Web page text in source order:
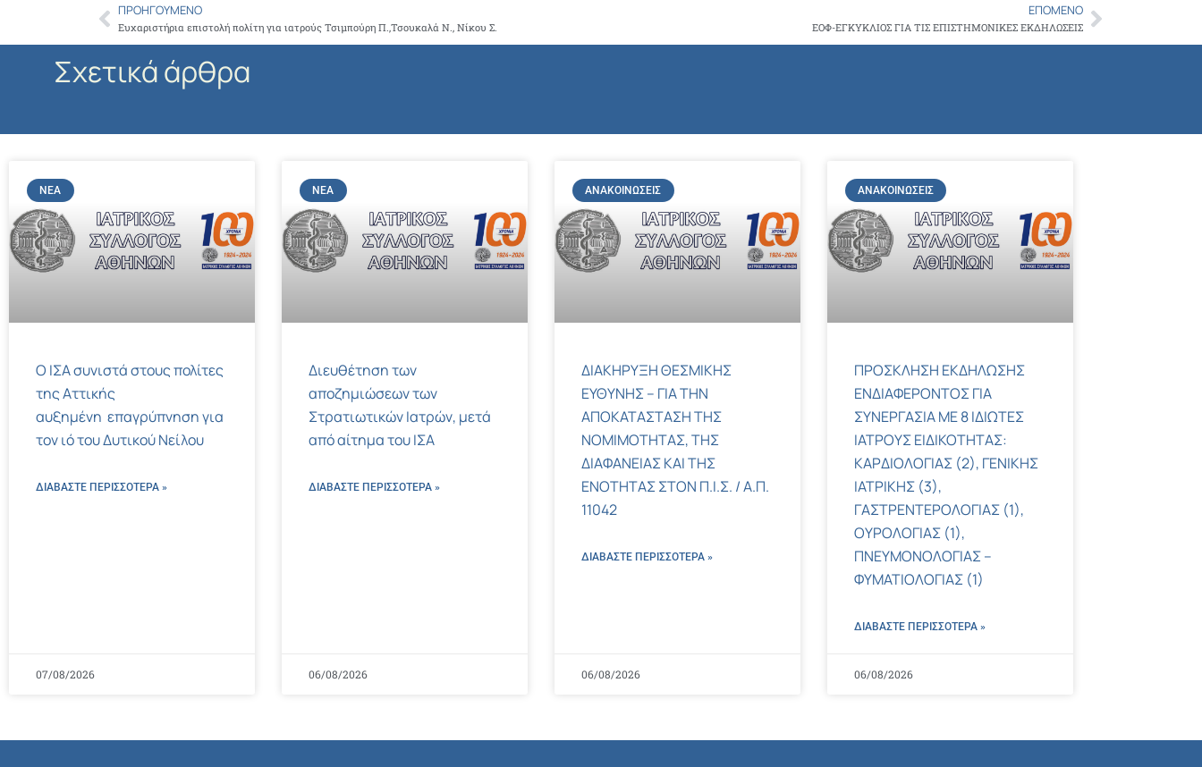
Prev
ΠΡΟΗΓΟΎΜΕΝΟ
Ευχαριστήρια επιστολή πολίτη για ιατρούς Τσιμπούρη Π.,Τσουκαλά Ν., Νίκου Σ.
ΕΠΌΜΕΝΟ
ΕΟΦ-ΕΓΚΥΚΛΙΟΣ ΓΙΑ ΤΙΣ ΕΠΙΣΤΗΜΟΝΙΚΕΣ ΕΚΔΗΛΩΣΕΙΣNext
Σχετικά άρθρα
ΝΈΑ
Ο ΙΣΑ συνιστά στους πολίτες
της Αττικής
αυξημένη επαγρύπνηση για
τον ιό του Δυτικού Νείλου
ΔΙΑΒΑΣΤΕ ΠΕΡΙΣΣΌΤΕΡΑ »
07/08/2026
ΝΈΑ
Διευθέτηση των
αποζημιώσεων των
Στρατιωτικών Ιατρών, μετά
από αίτημα του ΙΣΑ
ΔΙΑΒΑΣΤΕ ΠΕΡΙΣΣΌΤΕΡΑ »
06/08/2026
ΑΝΑΚΟΙΝΏΣΕΙΣ
ΔΙΑΚΗΡΥΞΗ ΘΕΣΜΙΚΗΣ
ΕΥΘΥΝΗΣ – ΓΙΑ ΤΗΝ
ΑΠΟΚΑΤΑΣΤΑΣΗ ΤΗΣ
ΝΟΜΙΜΟΤΗΤΑΣ, ΤΗΣ
ΔΙΑΦΑΝΕΙΑΣ ΚΑΙ ΤΗΣ
ΕΝΟΤΗΤΑΣ ΣΤΟΝ Π.Ι.Σ. / Α.Π.
11042
ΔΙΑΒΑΣΤΕ ΠΕΡΙΣΣΌΤΕΡΑ »
06/08/2026
ΑΝΑΚΟΙΝΏΣΕΙΣ
ΠΡΟΣΚΛΗΣΗ ΕΚΔΗΛΩΣΗΣ
ΕΝΔΙΑΦΕΡΟΝΤΟΣ ΓΙΑ
ΣΥΝΕΡΓΑΣΙΑ ΜΕ 8 ΙΔΙΩΤΕΣ
ΙΑΤΡΟΥΣ ΕΙΔΙΚΟΤΗΤΑΣ:
ΚΑΡΔΙΟΛΟΓΙΑΣ (2), ΓΕΝΙΚΗΣ
ΙΑΤΡΙΚΗΣ (3),
ΓΑΣΤΡΕΝΤΕΡΟΛΟΓΙΑΣ (1),
ΟΥΡΟΛΟΓΙΑΣ (1),
ΠΝΕΥΜΟΝΟΛΟΓΙΑΣ –
ΦΥΜΑΤΙΟΛΟΓΙΑΣ (1)
ΔΙΑΒΑΣΤΕ ΠΕΡΙΣΣΌΤΕΡΑ »
06/08/2026